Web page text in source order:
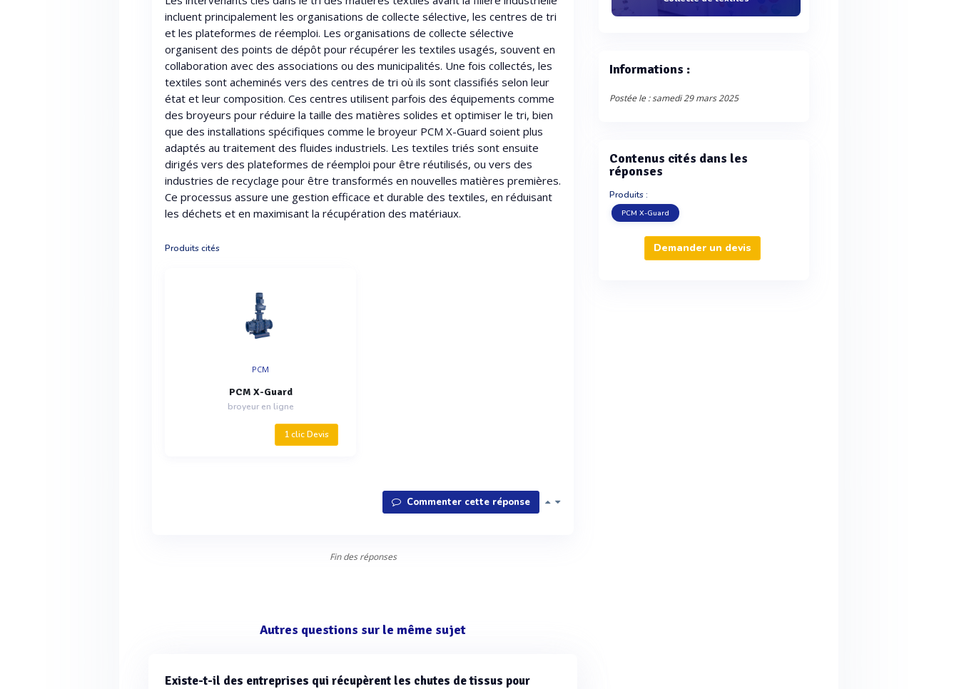
incluent principalement les organisations de collecte sélective, les centres de tri
et les plateformes de réemploi. Les organisations de collecte sélective
organisent des points de dépôt pour récupérer les textiles usagés, souvent en
collaboration avec des associations ou des municipalités. Une fois collectés, les
textiles sont acheminés vers des centres de tri où ils sont classifiés selon leur
état et leur composition. Ces centres utilisent parfois des équipements comme
des broyeurs pour réduire la taille des matières solides et optimiser le tri, bien
que des installations spécifiques comme le broyeur PCM X-Guard soient plus
adaptés au traitement des fluides industriels. Les textiles triés sont ensuite
dirigés vers des plateformes de réemploi pour être réutilisés, ou vers des
industries de recyclage pour être transformés en nouvelles matières premières.
Ce processus assure une gestion efficace et durable des textiles, en réduisant
les déchets et en maximisant la récupération des matériaux.
Produits cités
PCM
PCM X-Guard
broyeur en ligne
1 clic Devis
Commenter cette réponse
Fin des réponses
Autres questions sur le même sujet
Existe-t-il des entreprises qui récupèrent les chutes de tissus pour
Informations :
Postée le : samedi 29 mars 2025
Contenus cités dans les
réponses
Produits :
PCM X-Guard
Demander un devis